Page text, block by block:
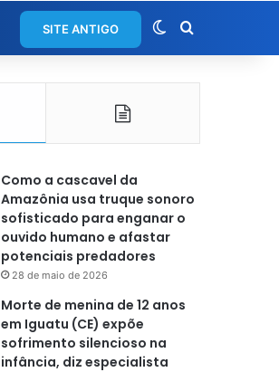
SITE ANTIGO Switch skin
Como a cascavel da
Amazônia usa truque sonoro
sofisticado para enganar o
ouvido humano e afastar
potenciais predadores
28 de maio de 2026
Morte de menina de 12 anos
em Iguatu (CE) expõe
sofrimento silencioso na
infância, diz especialista